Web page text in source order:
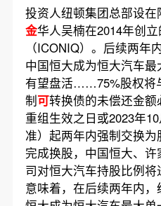
投资人纽顿集团总部设
金华人吴楠在2014年创
（ICONIQ）。后续两年
中国恒大成为恒大汽车
有望盘活……75%股权将
制可转换债的未偿还金
重组生效之日或2023年
准）起两年内强制交换
完成换股，中国恒大、
司对恒大汽车持股比例
意味着，在后续两年内，